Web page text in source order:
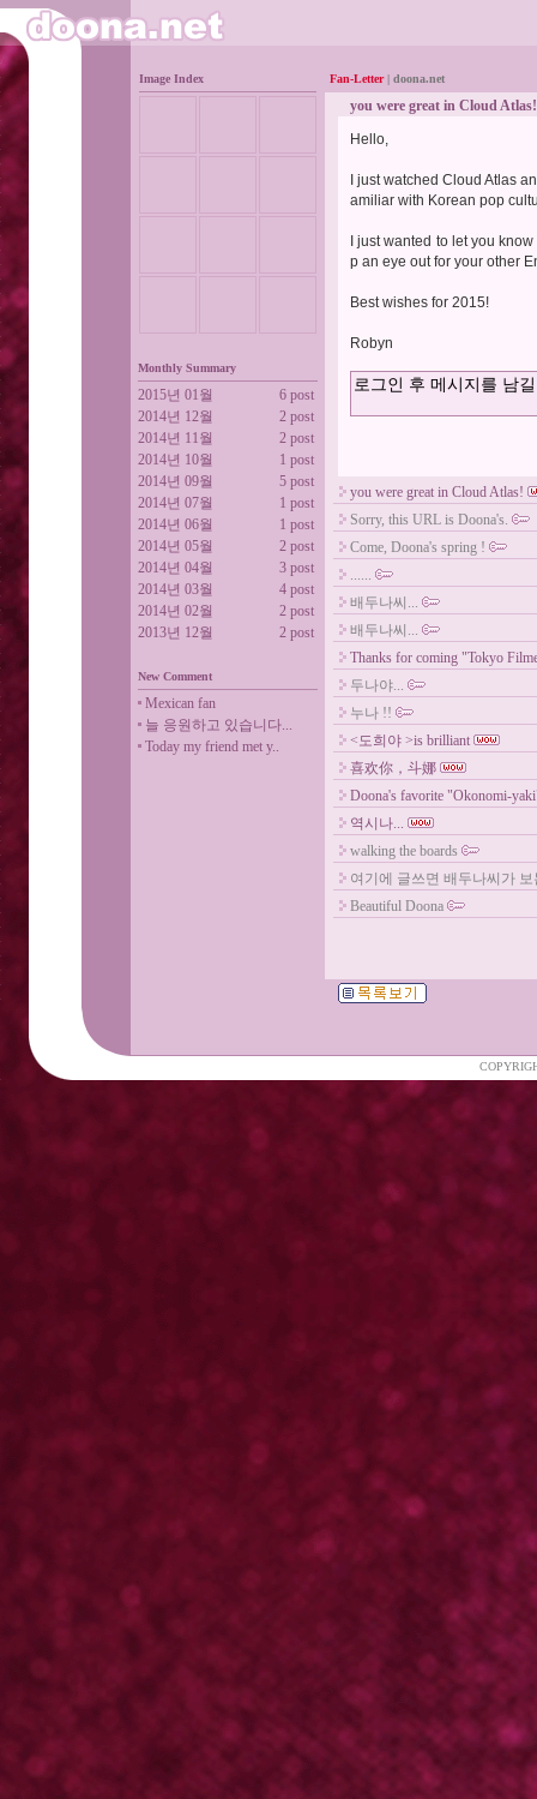
Image Index
Monthly Summary
2015년 01월
6 post
2014년 12월
2 post
2014년 11월
2 post
2014년 10월
1 post
2014년 09월
5 post
2014년 07월
1 post
2014년 06월
1 post
2014년 05월
2 post
2014년 04월
3 post
2014년 03월
4 post
2014년 02월
2 post
2013년 12월
2 post
New Comment
Mexican fan
늘 응원하고 있습니다...
Today my friend met y..
Fan-Letter| doona.net
you were great in Cloud Atlas!
Hello,
I just watched Cloud Atlas
amiliar with Korean pop
I just wanted to let you
p an eye out for your other
Best wishes for 2015!
Robyn
you were great in Cloud Atlas!
Sorry, this URL is Doona's.
Come, Doona's spring !
......
배두나씨...
배두나씨...
Thanks for coming "Tokyo
두나야...
누나 !!
<도희야 >is brilliant
喜欢你，斗娜
Doona's favorite "Okonomi-
역시나...
walking the boards
여기에 글쓰면 배두나씨가
Beautiful Doona